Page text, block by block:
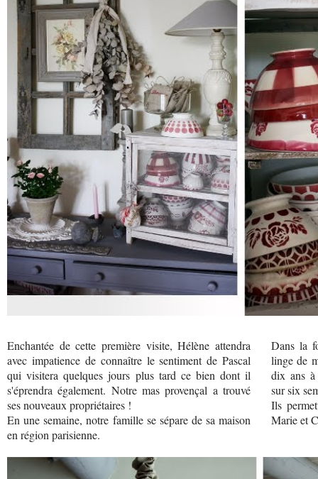
Enchantée de cette première visite, Hélène attendra
avec impatience de connaître le sentiment de Pascal
qui visitera quelques jours plus tard ce bien dont il
s'éprendra également. Notre mas provençal a trouvé
ses nouveaux propriétaires !
En une semaine, notre famille se sépare de sa maison
en région parisienne.
Dans la
linge de
dix ans à
sur six
Ils
Marie et